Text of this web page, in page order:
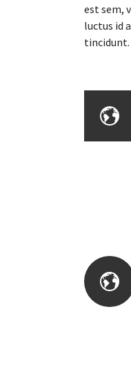
est sem,
luctus id
tincidunt.